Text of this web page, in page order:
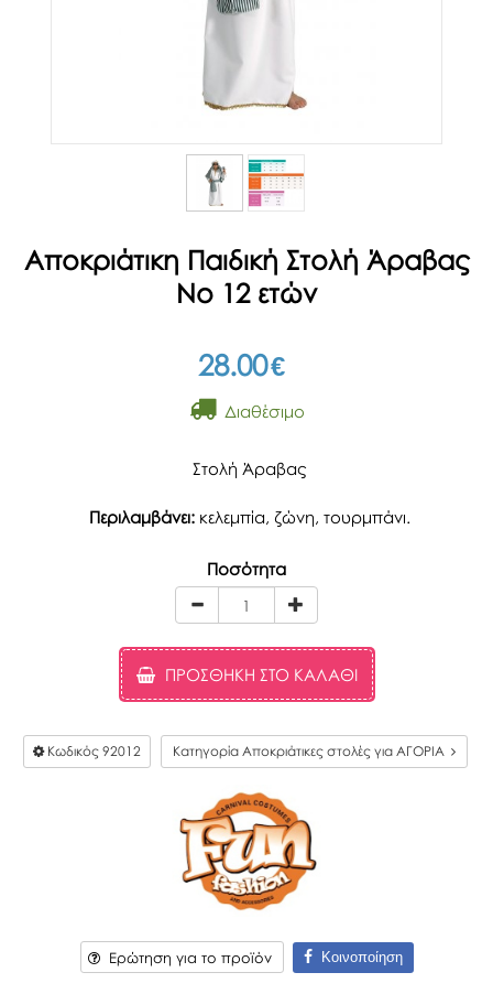
Αποκριάτικη Παιδική Στολή Άραβας
Νο 12 ετών
28.00€
Διαθέσιμο
Στολή Άραβας
Περιλαμβάνει:κελεμπία, ζώνη, τουρμπάνι.
Ποσότητα
ΠΡΟΣΘΉΚΗ ΣΤΟ ΚΑΛΆΘΙ
Κωδικός 92012 Κατηγορία Αποκριάτικες στολές για ΑΓΟΡΙΑ
Ερώτηση για το προϊόν Κοινοποίηση